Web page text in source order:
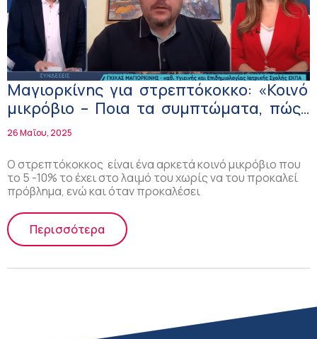
Μαγιορκίνης για στρεπτόκοκκο: «Κοινό
μικρόβιο – Ποια τα συμπτώματα, πώς
αντιμετωπίζεται» (video)
26 Μαΐου, 2025
Ο στρεπτόκοκκος είναι ένα αρκετά κοινό μικρόβιο που
το 5 -10% το έχει στο λαιμό του χωρίς να του προκαλεί
πρόβλημα, ενώ και όταν προκαλέσει
Περισσότερα